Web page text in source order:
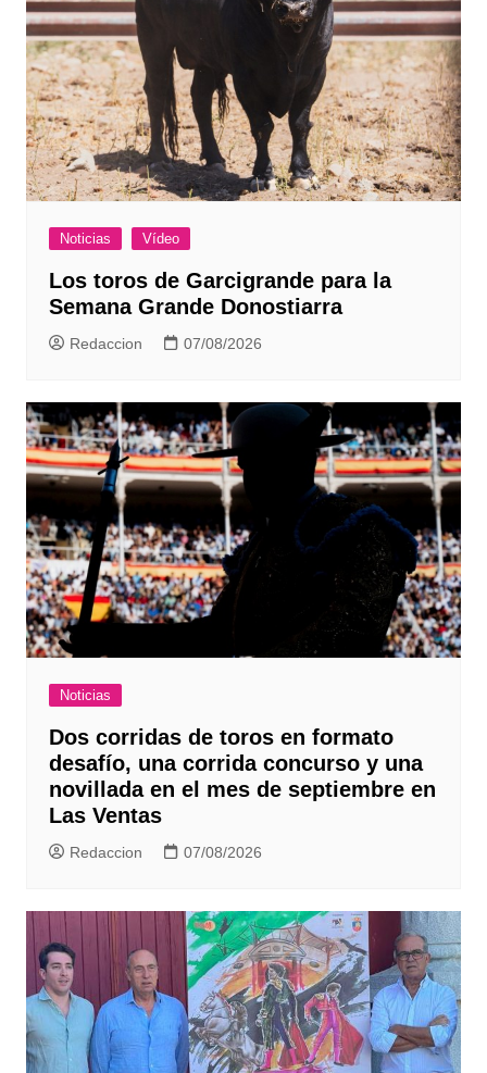
Noticias Vídeo
Los toros de Garcigrande para la
Semana Grande Donostiarra
Redaccion 07/08/2026
Noticias
Dos corridas de toros en formato
desafío, una corrida concurso y una
novillada en el mes de septiembre en
Las Ventas
Redaccion 07/08/2026